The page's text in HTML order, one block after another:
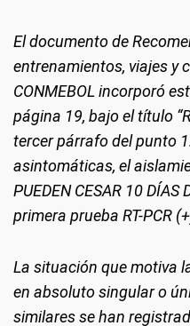
El documento de
entrenamientos, viajes y
CONMEBOL incorporó
página 19, bajo el título
tercer párrafo del punto
asintomáticas, el
PUEDEN CESAR 10 DÍAS
primera prueba RT-PCR
La situación que motiva
en absoluto singular o
similares se han